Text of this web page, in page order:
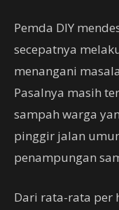
Pemda DIY
secepatnya
menangani
Pasalnya masih
sampah warga
pinggir jalan
penampungan
Dari rata-rata per